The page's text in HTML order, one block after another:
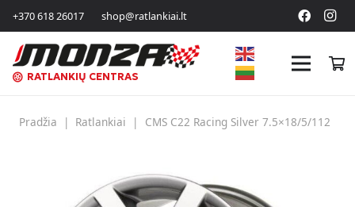
+370 618 26017 shop@ratlankiai.lt
RATLANKIŲ CENTRAS
Pradžia | Ratlankiai | CMS C22 Racing Silver 7.5×18/5/112